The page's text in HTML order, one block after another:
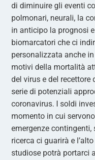
di diminuire gli eventi
polmonari, neurali, la
in anticipo la prognosi
biomarcatori che ci
personalizzata anche
motivi della mortalità
del virus e del recettore
serie di potenziali
coronavirus. I soldi
momento in cui
emergenze
ricerca ci guarirà e
studiose potrà portarci